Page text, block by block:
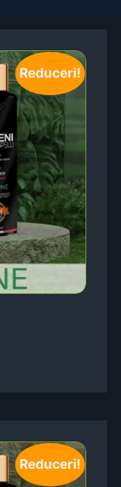
Reduceri!
Reduceri!